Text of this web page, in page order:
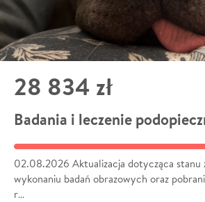
28 834 zł
Badania i leczenie
02.08.2026 Aktualizacja dotycząca stanu
wykonaniu badań obrazowych oraz
r…